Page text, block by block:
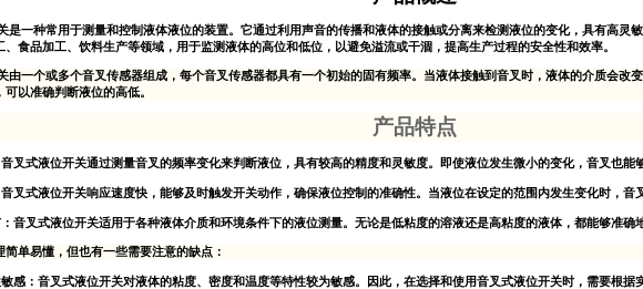
是一种常用于测量和控制液体液位的装置。它通过利用声音的传播和液体的接触或分离来检测液位的变化，具有高灵
食品加工、饮料生产等领域，用于监测液体的高位和低位，以避免溢流或干涸，提高生产过程的安全性和效率。
由一个或多个音叉传感器组成，每个音叉传感器都具有一个初始的固有频率。当液体接触到音叉时，液体的介质会改
以准确判断液位的高低。
产品特点
叉式液位开关通过测量音叉的频率变化来判断液位，具有较高的精度和灵敏度。即使液位发生微小的变化，音叉也能
叉式液位开关响应速度快，能够及时触发开关动作，确保液位控制的准确性。当液位在设定的范围内发生变化时，音
音叉式液位开关适用于各种液体介质和环境条件下的液位测量。无论是低粘度的溶液还是高粘度的液体，都能够准确
单易懂，但也有一些需要注意的缺点：
感：音叉式液位开关对液体的粘度、密度和温度等特性较为敏感。因此，在选择和使用音叉式液位开关时，需要根据